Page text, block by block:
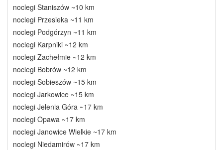
noclegi Staniszów ~10 km
noclegi Przesieka ~11 km
noclegi Podgórzyn ~11 km
noclegi Karpniki ~12 km
noclegi Zachełmie ~12 km
noclegi Bobrów ~12 km
noclegi Sobieszów ~15 km
noclegi Jarkowice ~15 km
noclegi Jelenia Góra ~17 km
noclegi Opawa ~17 km
noclegi Janowice Wielkie ~17 km
noclegi Niedamirów ~17 km